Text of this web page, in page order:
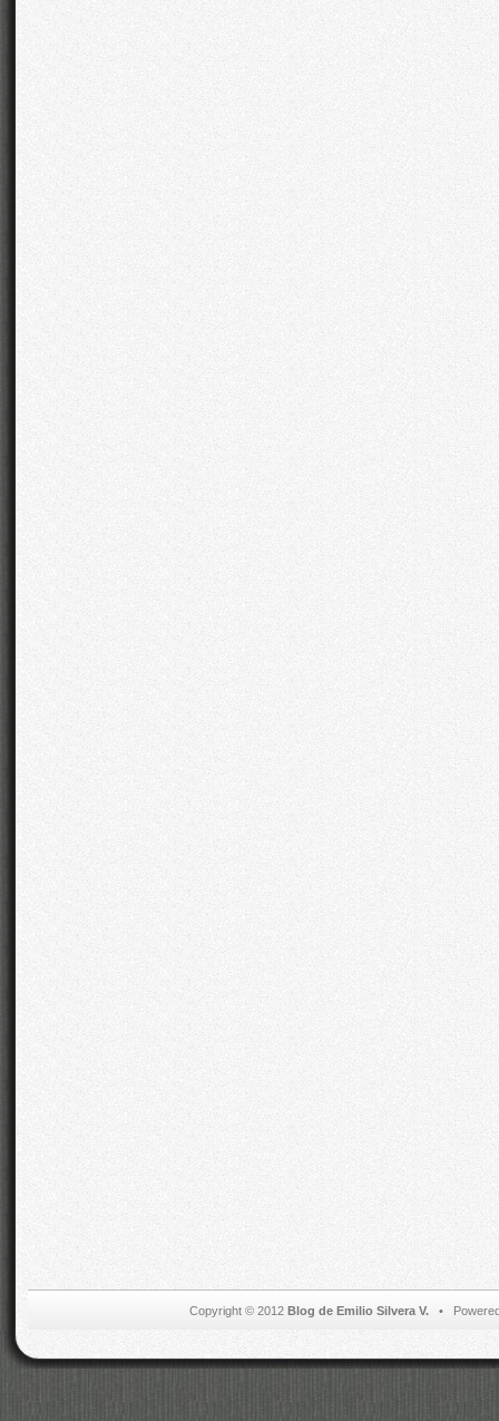
Copyright © 2012 Blog de Emilio Silvera V.•